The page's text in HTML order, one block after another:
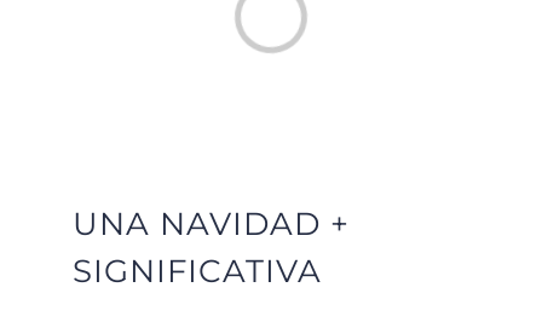
Loading...
UNA NAVIDAD +
SIGNIFICATIVA